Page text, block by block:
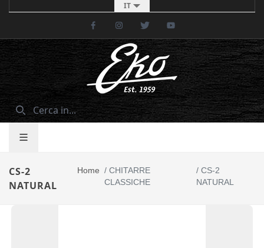
IT
FacebookInstagramTwitter
CS-2
NATURAL
Home / CHITARRE
CLASSICHE
/ CS-2
NATURAL